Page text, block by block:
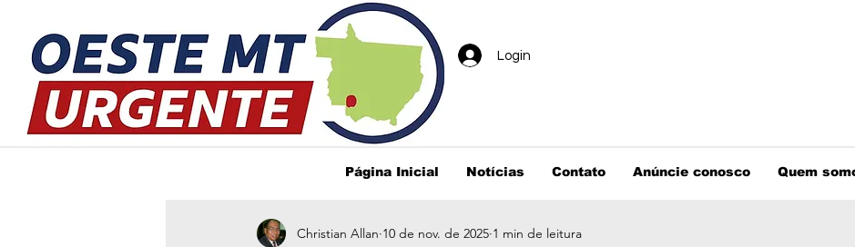
Login
Página Inicial Notícias Contato Anúncie conosco Quem
Christian Allan 10 de nov. de 2025 1 min de leitura